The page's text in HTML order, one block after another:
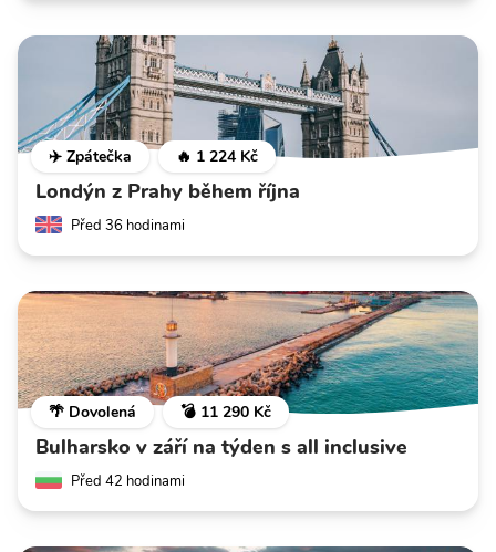
✈️ Zpátečka 🔥 1 224 Kč
Londýn z Prahy během října
Před 36 hodinami
🌴 Dovolená 💣 11 290 Kč
Bulharsko v září na týden s all inclusive
Před 42 hodinami